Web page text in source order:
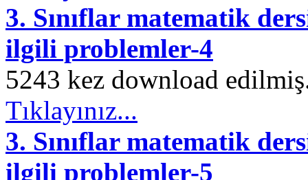
3. Sınıflar matematik
ilgili problemler-4
5243 kez download
Tıklayınız...
3. Sınıflar matematik
ilgili problemler-5